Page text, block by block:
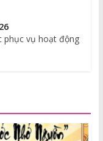
phục vụ hoạt động